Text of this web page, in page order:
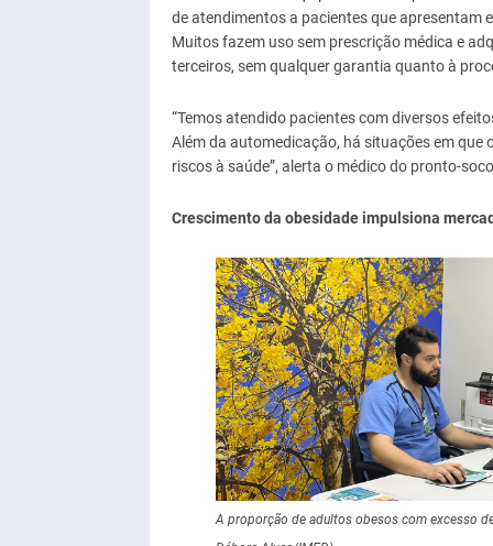
de atendimentos a pacientes que apresentam
Muitos fazem uso sem prescrição médica e
terceiros, sem qualquer garantia quanto à
“Temos atendido pacientes com diversos
Além da automedicação, há situações em que
riscos à saúde”, alerta o médico do pronto-
Crescimento da obesidade impulsiona
A proporção de adultos obesos com excesso